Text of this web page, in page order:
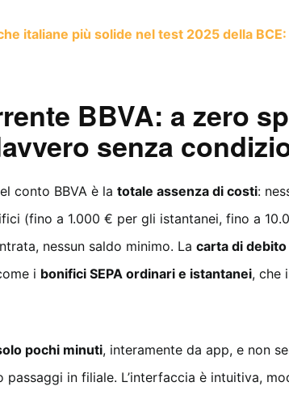
italiane più solide nel test 2025 della
BBVA: a zero
senza
conto BBVA è la totale assenza di costi:
(fino a 1.000 € per gli istantanei, fino a
nessun saldo minimo. La carta di debito
i bonifici SEPA ordinari e istantanei, che
pochi minuti, interamente da app, e non
in filiale. L’interfaccia è intuitiva,